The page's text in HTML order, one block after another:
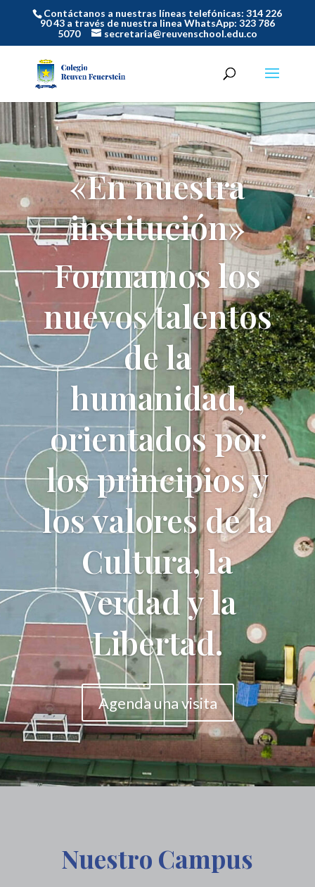
Contáctanos a nuestras líneas telefónicas: 314 226
90 43 a través de nuestra linea WhatsApp: 323 786
5070
secretaria@reuvenschool.edu.co
Nuestro Campus